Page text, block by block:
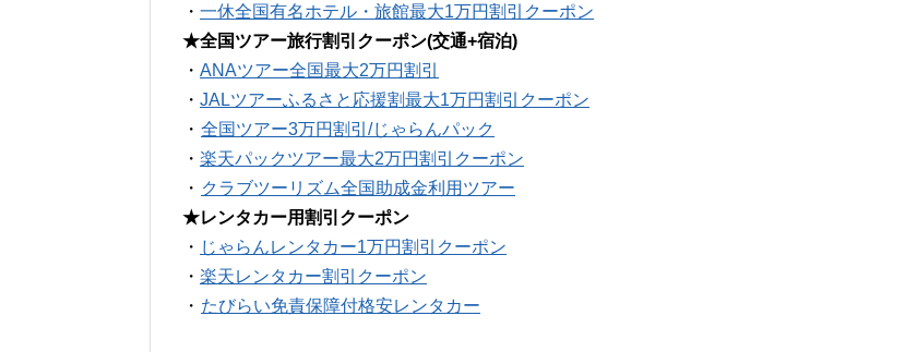
・ 一休全国有名ホテル・旅館最大1万円割引クーポン
★全国ツアー旅行割引クーポン(交通+宿泊)
・ ANAツアー全国最大2万円割引
・ JALツアーふるさと応援割最大1万円割引クーポン
・ 全国ツアー3万円割引/じゃらんパック
・ 楽天パックツアー最大2万円割引クーポン
・ クラブツーリズム全国助成金利用ツアー
★レンタカー用割引クーポン
・ じゃらんレンタカー1万円割引クーポン
・ 楽天レンタカー割引クーポン
・ たびらい免責保障付格安レンタカー